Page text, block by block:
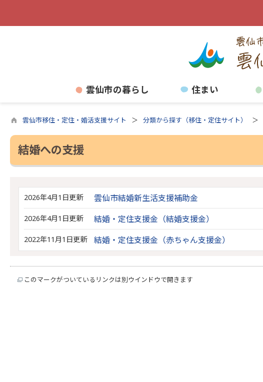
雲仙市の暮らし 住まい
雲仙市移住・定住・婚活支援サイト 分類から探す（移住・定住サイト）
結婚への支援
2026年4月1日更新 雲仙市結婚新生活支援補助金
2026年4月1日更新 結婚・定住支援金（結婚支援金）
2022年11月1日更新 結婚・定住支援金（赤ちゃん支援金）
このマークがついているリンクは別ウインドウで開きます